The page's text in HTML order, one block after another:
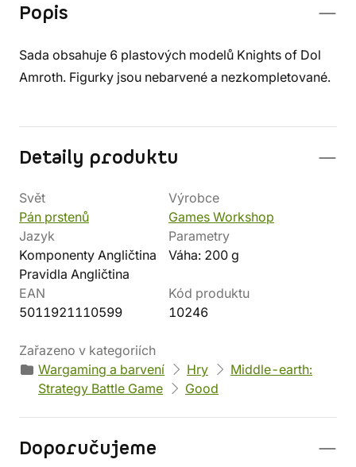
Popis
Sada obsahuje 6 plastových modelů Knights of Dol
Amroth. Figurky jsou nebarvené a nezkompletované.
Detaily produktu
Svět
Pán prstenů
Výrobce
Games Workshop
Jazyk
Komponenty Angličtina
Pravidla Angličtina
Parametry
Váha: 200 g
EAN
5011921110599
Kód produktu
10246
Zařazeno v kategoriích
Wargaming a barvení
Hry
Middle-earth:
Strategy Battle Game
Good
Doporučujeme